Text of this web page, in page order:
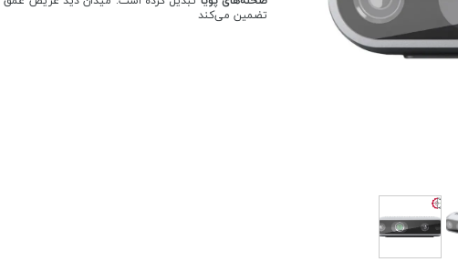
تضمین می‌کند